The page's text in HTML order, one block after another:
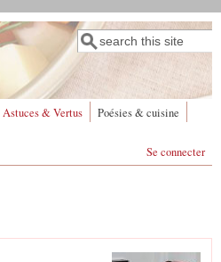
Formulaire de
recherche
Rechercher
Astuces & Vertus
Poésies & cuisine
Se connecter